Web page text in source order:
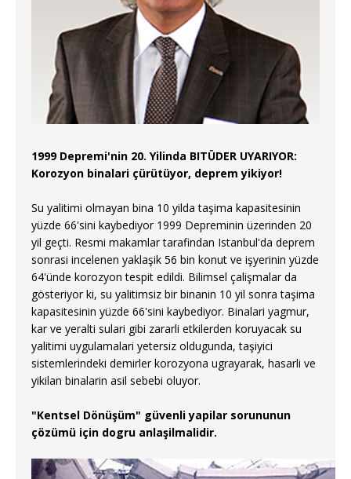
1999 Depremi'nin 20. Yilinda BITÜDER UYARIYOR:
Korozyon binalari çürütüyor, deprem yikiyor!
Su yalitimi olmayan bina 10 yilda taşima kapasitesinin
yüzde 66'sini kaybediyor 1999 Depreminin üzerinden 20
yil geçti. Resmi makamlar tarafindan Istanbul'da deprem
sonrasi incelenen yaklaşik 56 bin konut ve işyerinin yüzde
64'ünde korozyon tespit edildi. Bilimsel çalişmalar da
gösteriyor ki, su yalitimsiz bir binanin 10 yil sonra taşima
kapasitesinin yüzde 66'sini kaybediyor. Binalari yagmur,
kar ve yeralti sulari gibi zararli etkilerden koruyacak su
yalitimi uygulamalari yetersiz oldugunda, taşiyici
sistemlerindeki demirler korozyona ugrayarak, hasarli ve
yikilan binalarin asil sebebi oluyor.
"Kentsel Dönüşüm" güvenli yapilar sorununun
çözümü için dogru anlaşilmalidir.